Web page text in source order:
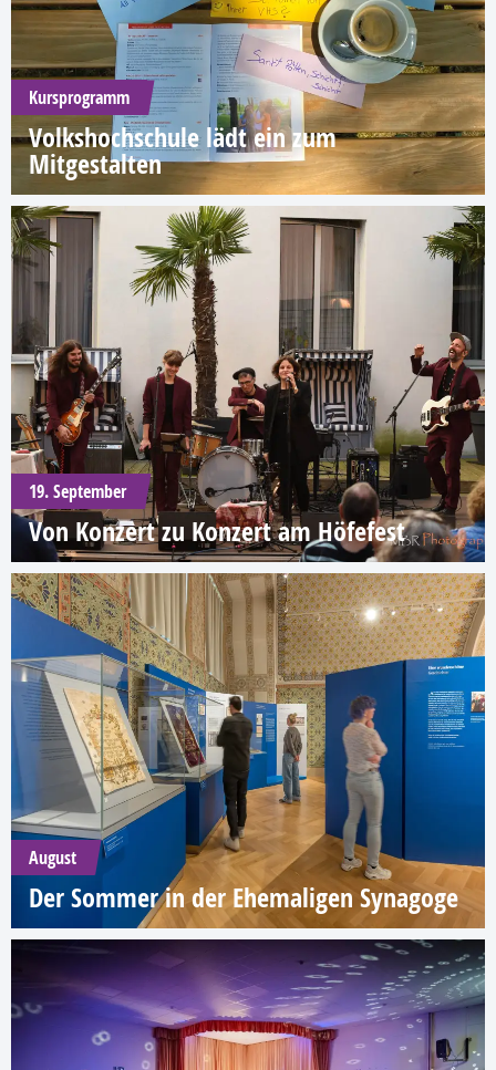
Kursprogramm
Volkshochschule lädt ein zum
Mitgestalten
19. September
Von Konzert zu Konzert am Höfefest
August
Der Sommer in der Ehemaligen Synagoge